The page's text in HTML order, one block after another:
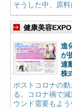
そうした中、原料
健康美容
進
が
連
株
ポストコロナの
る。コロナ禍で
ウンド需要もよ